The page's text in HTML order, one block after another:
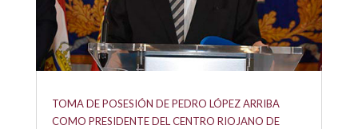
TOMA DE POSESIÓN DE PEDRO LÓPEZ ARRIBA
COMO PRESIDENTE DEL CENTRO RIOJANO DE